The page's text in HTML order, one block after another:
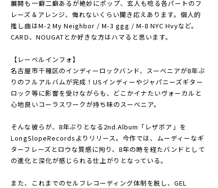
展開も一癖二癖あるが絶妙にポップ、玄人も唸る各パートのフ
レーズ＆アレンジ、侮れないくらい聞き応えあります。個人的
推し曲はM-2 My Neighbor / M-3 ggg / M-8 NYC Hvyなど。
CARD、NOUGATとか好きな方はハマると思います。
【レーベルインフォ】
名古屋市千種区のインディーロックバンド、スーベニアが8年ぶ
りのフルアルバムが完成！USインディーやジャパニーズギター
ロック等に影響を受けながらも、どこかイナたいヴォーカルと
心地良いコーラスワークが持ち味のスーベニア。
そんな彼らが、8年ぶりとなる2nd.Album「レザボア」を
LongSlopeRecordsよりリリース。今作では、ムーディーなギ
ターフレーズとロウな質感に拘り、8年の時を経たバンドとして
の進化と深化が感じられる仕上がりとなっている。
また、これまでのセルフレコーディング体制を脱し、GEL